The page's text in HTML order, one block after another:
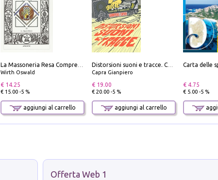
La Massoneria Resa Comprensibile ai Suoi Adepti. Vol. 3: il Maestro.
Wirth Oswald
€ 14.25
€ 15.00 -5 %
aggiungi al carrello
Distorsioni suoni e tracce. Columns, storie e playlist dalla scena hardcore punk italiana degli anni '90
Capra Gianpiero
€ 19.00
€ 20.00 -5 %
aggiungi al carrello
€ 4.75
€ 5.00 -5 %
Offerta Web 1